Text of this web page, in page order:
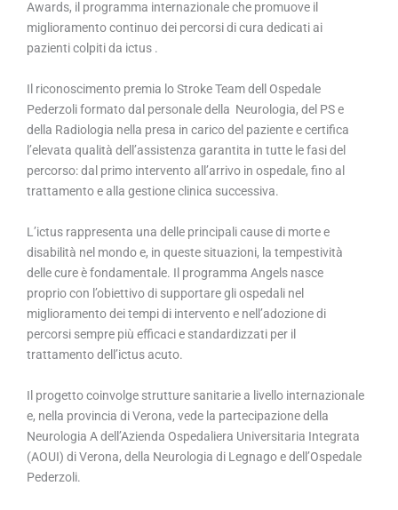
Awards, il programma internazionale che promuove il
miglioramento continuo dei percorsi di cura dedicati ai
pazienti colpiti da ictus .
Il riconoscimento premia lo Stroke Team dell Ospedale
Pederzoli formato dal personale della Neurologia, del PS e
della Radiologia nella presa in carico del paziente e certifica
l’elevata qualità dell’assistenza garantita in tutte le fasi del
percorso: dal primo intervento all’arrivo in ospedale, fino al
trattamento e alla gestione clinica successiva.
L’ictus rappresenta una delle principali cause di morte e
disabilità nel mondo e, in queste situazioni, la tempestività
delle cure è fondamentale. Il programma Angels nasce
proprio con l’obiettivo di supportare gli ospedali nel
miglioramento dei tempi di intervento e nell’adozione di
percorsi sempre più efficaci e standardizzati per il
trattamento dell’ictus acuto.
Il progetto coinvolge strutture sanitarie a livello internazionale
e, nella provincia di Verona, vede la partecipazione della
Neurologia A dell’Azienda Ospedaliera Universitaria Integrata
(AOUI) di Verona, della Neurologia di Legnago e dell’Ospedale
Pederzoli.